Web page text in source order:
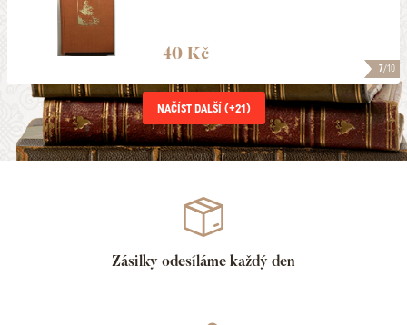
7/10
40 Kč
NAČÍST DALŠÍ (+21)
Zásilky odesíláme každý den